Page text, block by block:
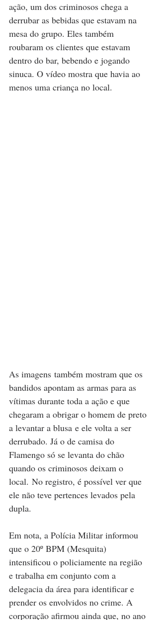
ação, um dos criminosos chega a
derrubar as bebidas que estavam na
mesa do grupo. Eles também
roubaram os clientes que estavam
dentro do bar, bebendo e jogando
sinuca. O vídeo mostra que havia ao
menos uma criança no local.
As imagens também mostram que os
bandidos apontam as armas para as
vítimas durante toda a ação e que
chegaram a obrigar o homem de preto
a levantar a blusa e ele volta a ser
derrubado. Já o de camisa do
Flamengo só se levanta do chão
quando os criminosos deixam o
local. No registro, é possível ver que
ele não teve pertences levados pela
dupla.
Em nota, a Polícia Militar informou
que o 20º BPM (Mesquita)
intensificou o policiamente na região
e trabalha em conjunto com a
delegacia da área para identificar e
prender os envolvidos no crime. A
corporação afirmou ainda que, no ano